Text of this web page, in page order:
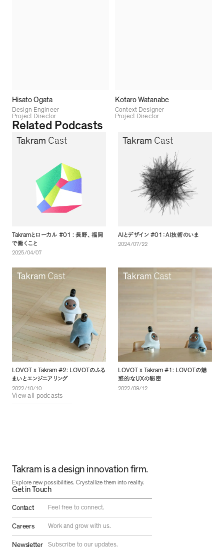
Hisato Ogata
Design Engineer
Project Director
Kotaro Watanabe
Context Designer
Project Director
Related Podcasts
Takramとローカル #01 : 長野、 福岡
で働くこと
2025/04/07
AI とデザイン #01 ：AI 技術のいま
2024/07/22
LOVOT x Takram #2: LOVOT
のふる
まいとエンジニアリング
2022/10/10
LOVOT x Takram #1: LOVOT
の魅
惑的なUXの秘密
2022/09/12
View all podcasts
Takram is a design innovation firm.
Explore new possibilities. Crystallize them into reality.
Get in Touch
Contact Feel free to connect.
Careers Work and grow with us.
Newsletter Subscribe to our updates.